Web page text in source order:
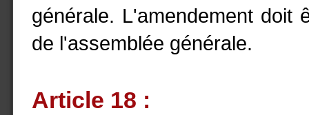
générale. L'amendement doit
de l'assemblée générale.
Article 18 :